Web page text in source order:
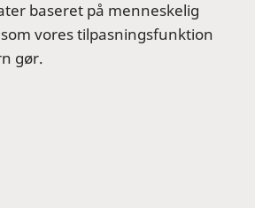
baseret på menneskelig
vores tilpasningsfunktion
gør.